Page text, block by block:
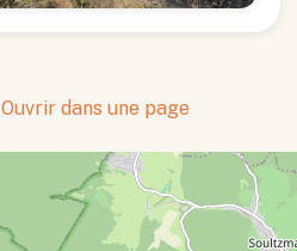
Ouvrir dans une page